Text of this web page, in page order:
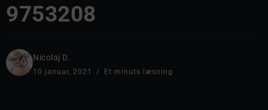
9753208
Nicolaj D.
10 januar, 2021 Et minuts læsning